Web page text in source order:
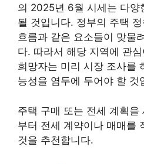
의 2025년 6월 시세는 다양
될 것입니다. 정부의 주택
흐름과 같은 요소들이 맞물
다. 따라서 해당 지역에 관
희망자는 미리 시장 조사를
능성을 염두에 두어야 할 것
주택 구매 또는 전세 계획을
부터 전세 계약이나 매매를
것을 추천합니다.